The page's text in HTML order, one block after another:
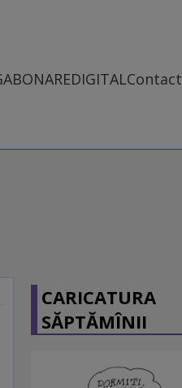
ABONAREDIGITALContact
CARICATURA
SĂPTĂMÎNII